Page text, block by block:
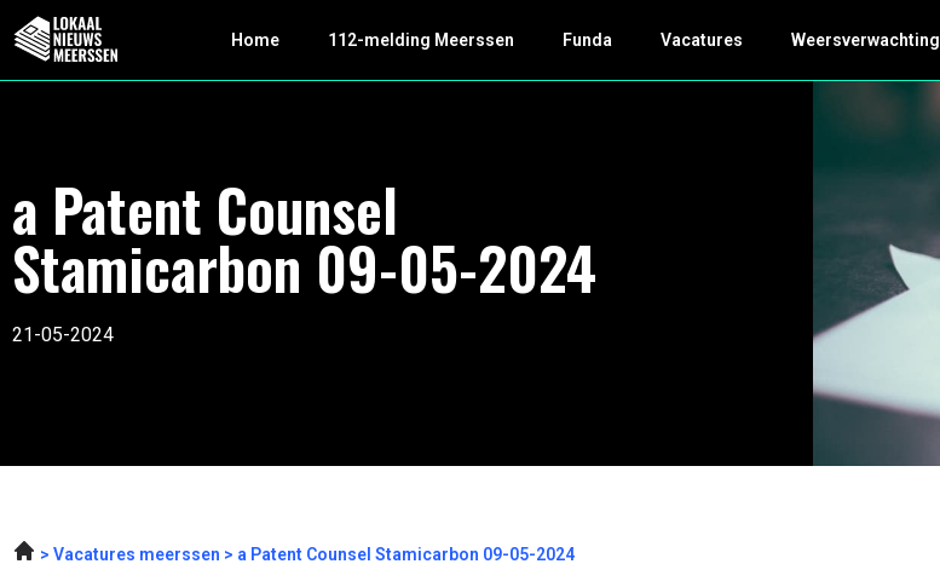
Home 112-melding Meerssen Funda Vacatures Weersverwachting
a Patent Counsel
Stamicarbon 09-05-2024
21-05-2024
Vacatures meerssen a Patent Counsel Stamicarbon 09-05-2024